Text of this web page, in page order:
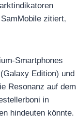
zitiert,
Smartphones
Edition) und
Resonanz auf dem
in
hindeuten könnte.